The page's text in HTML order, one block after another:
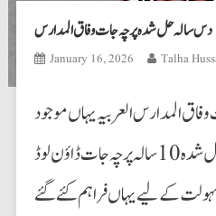
دس سالہ حل شدہ پرچہ جات وفاق المدارس
January 16, 2026 Talha
المدارس العربیہ یہاں موجود
ہیں۔ تمام درجات کے سابقہ حل شدہ 10 سالہ پرچہ جات ڈاؤن لوڈ
کے لیے یہاں فراہم کئے گئے